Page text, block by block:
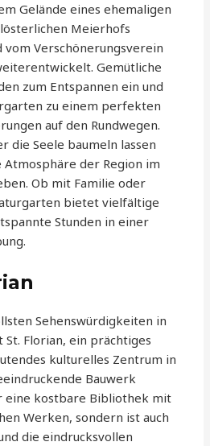
Gelände eines ehemaligen
Meierhofs
Verschönerungsverein
Gemütliche
zum Entspannen ein und
zu einem perfekten
auf den Rundwegen.
die Seele baumeln lassen
der Region im
Ob mit Familie oder
bietet vielfältige
Stunden in einer
Sehenswürdigkeiten in
St. Florian, ein prächtiges
kulturelles Zentrum in
Bauwerk
eine kostbare Bibliothek mit
Werken, sondern ist auch
die eindrucksvollen